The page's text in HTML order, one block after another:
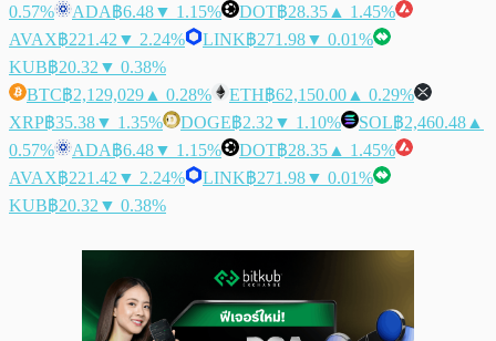
0.57%
ADA฿6.48▼ 1.15% DOT฿28.35 ▲ 1.45%
AVAX฿221.42 ▼ 2.24% LINK฿271.98▼ 0.01%
KUB฿20.32 ▼ 0.38%
BTC฿2,129,029 ▲ 0.28% ETH฿62,150.00 ▲ 0.29%
XRP฿35.38▼ 1.35% DOGE฿2.32 ▼ 1.10% SOL฿2,460.48 ▲
0.57%
ADA฿6.48▼ 1.15% DOT฿28.35 ▲ 1.45%
AVAX฿221.42 ▼ 2.24% LINK฿271.98▼ 0.01%
KUB฿20.32 ▼ 0.38%